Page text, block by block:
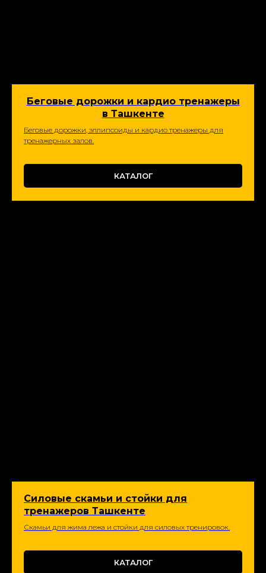
Беговые дорожки и кардио тренажеры
в Ташкенте
Беговые дорожки, эллипсоиды и кардио тренажеры для
тренажерных залов.
КАТАЛОГ
Силовые скамьи и стойки для
тренажеров Ташкенте
Скамьи для жима лежа и стойки для силовых тренировок.
КАТАЛОГ